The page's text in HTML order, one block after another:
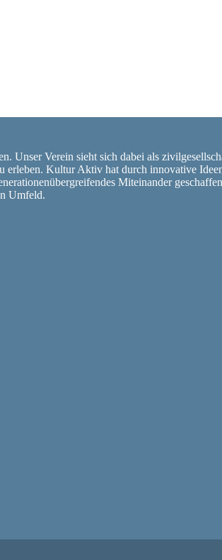
Unser Verein sieht sich dabei als
Kultur Aktiv hat durch innovative
Miteinander
Umfeld.